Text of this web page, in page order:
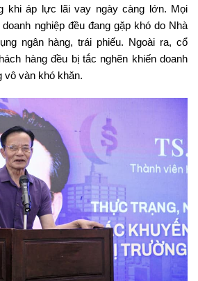
khi áp lực lãi vay ngày càng lớn. Mọi
nghiệp đều đang gặp khó do Nhà
ngân hàng, trái phiếu. Ngoài ra, cổ
hàng đều bị tắc nghẽn khiến doanh
vô vàn khó khăn.